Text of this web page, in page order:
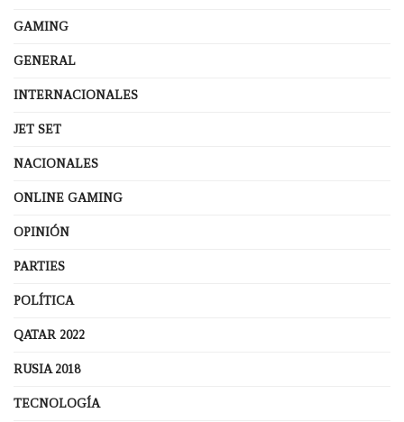
GAMING
GENERAL
INTERNACIONALES
JET SET
NACIONALES
ONLINE GAMING
OPINIÓN
PARTIES
POLÍTICA
QATAR 2022
RUSIA 2018
TECNOLOGÍA